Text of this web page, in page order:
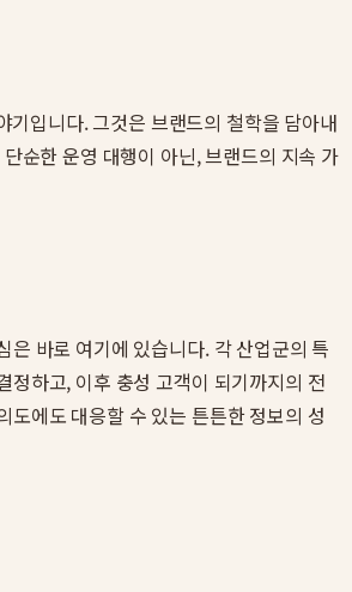
입니다. 그것은 브랜드의 철학을 담아내
순한 운영 대행이 아닌, 브랜드의 지속 가
바로 여기에 있습니다. 각 산업군의 특
정하고, 이후 충성 고객이 되기까지의 전
에도 대응할 수 있는 튼튼한 정보의 성